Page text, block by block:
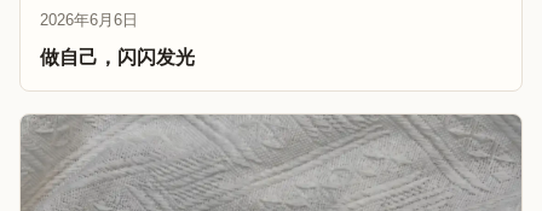
2026年6月6日
做自己，闪闪发光